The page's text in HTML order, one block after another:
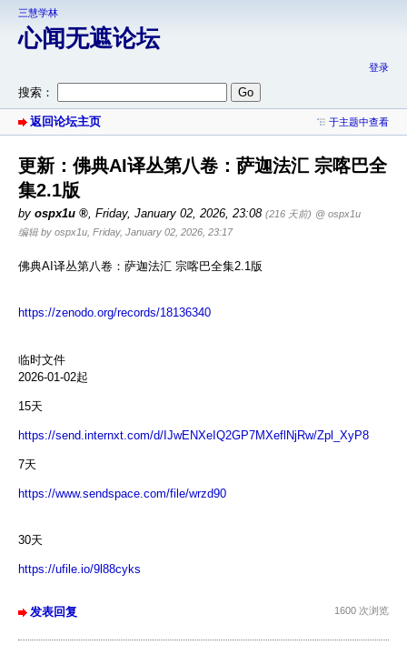
三慧学林
心闻无遮论坛
登录
搜索：
返回论坛主页 于主题中查看
更新：佛典AI译丛第八卷：萨迦法汇 宗喀巴全
集2.1版
by ospx1u , Friday, January 02, 2026, 23:08 (216 天前) @ ospx1u
编辑 by ospx1u, Friday, January 02, 2026, 23:17
佛典AI译丛第八卷：萨迦法汇 宗喀巴全集2.1版
https://zenodo.org/records/18136340
临时文件
2026-01-02起
15天
https://send.internxt.com/d/IJwENXeIQ2GP7MXeflNjRw/Zpl_XyP8
7天
https://www.sendspace.com/file/wrzd90
30天
https://ufile.io/9l88cyks
发表回复 1600 次浏览